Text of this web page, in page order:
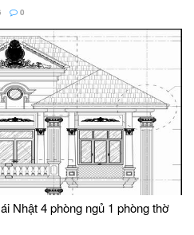
0
Nhật 4 phòng ngủ 1 phòng thờ